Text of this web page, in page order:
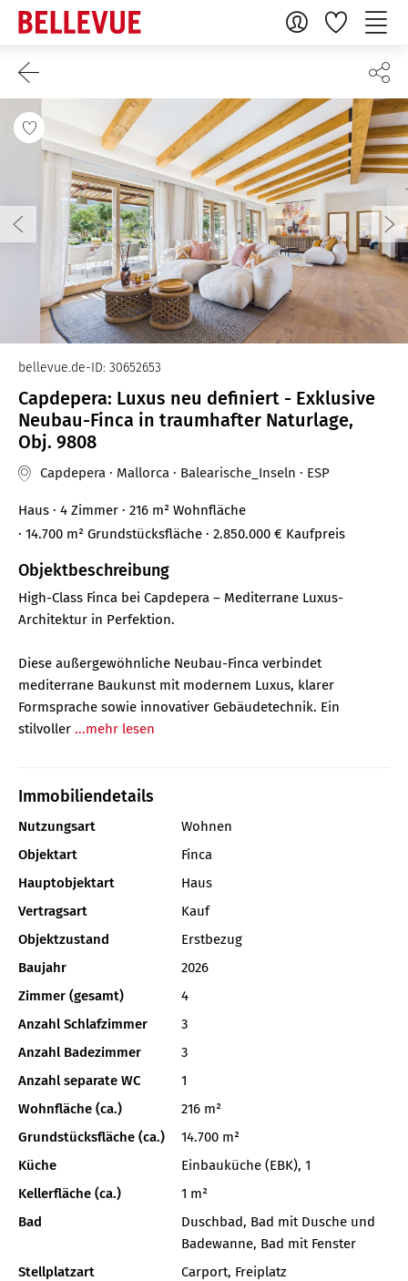
bellevue.de-ID: 30652653
Capdepera: Luxus neu definiert - Exklusive
Neubau-Finca in traumhafter Naturlage,
Obj. 9808
Capdepera · Mallorca · Balearische_Inseln · ESP
Haus · 4 Zimmer · 216 m² Wohnfläche
· 14.700 m² Grundstücksfläche · 2.850.000 € Kaufpreis
Objektbeschreibung
High-Class Finca bei Capdepera – Mediterrane Luxus-
Architektur in Perfektion.
Diese außergewöhnliche Neubau-Finca verbindet
mediterrane Baukunst mit modernem Luxus, klarer
Formsprache sowie innovativer Gebäudetechnik. Ein
stilvoller ...mehr lesen
Immobiliendetails
Nutzungsart
Wohnen
Objektart
Finca
Hauptobjektart
Haus
Vertragsart
Kauf
Objektzustand
Erstbezug
Baujahr
2026
Zimmer (gesamt)
4
Anzahl Schlafzimmer
3
Anzahl Badezimmer
3
Anzahl separate WC
1
Wohnfläche (ca.)
216 m²
Grundstücksfläche (ca.)
14.700 m²
Küche
Einbauküche (EBK), 1
Kellerfläche (ca.)
1 m²
Bad
Duschbad, Bad mit Dusche und
Badewanne, Bad mit Fenster
Stellplatzart
Carport, Freiplatz